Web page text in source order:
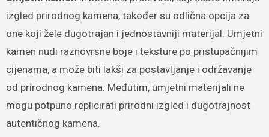
izgled prirodnog kamena, također su odlična opcija za
one koji žele dugotrajan i jednostavniji materijal. Umjetni
kamen nudi raznovrsne boje i teksture po pristupačnijim
cijenama, a može biti lakši za postavljanje i održavanje
od prirodnog kamena. Međutim, umjetni materijali ne
mogu potpuno replicirati prirodni izgled i dugotrajnost
autentičnog kamena.